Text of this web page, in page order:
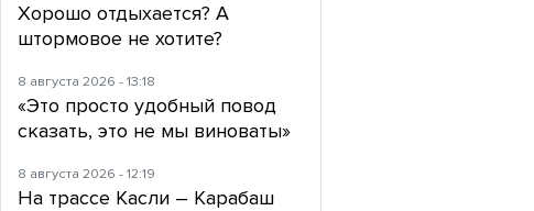
Хорошо отдыхается? А
штормовое не хотите?
8 августа 2026 - 13:18
«Это просто удобный повод
сказать, это не мы виноваты»
8 августа 2026 - 12:19
На трассе Касли – Карабаш